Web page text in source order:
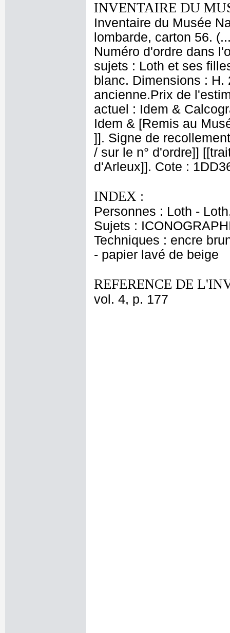
INVENTAIRE DU
Inventaire du Musée
lombarde, carton 56.
Numéro d'ordre dans
sujets : Loth et ses
blanc. Dimensions :
ancienne.Prix de
actuel : Idem &
Idem & [Remis au
]]. Signe de
/ sur le n° d'ordre]]
d'Arleux]]. Cote :
INDEX :
Personnes : Loth -
Sujets :
Techniques : encre
- papier lavé de beige
REFERENCE DE
vol. 4, p. 177